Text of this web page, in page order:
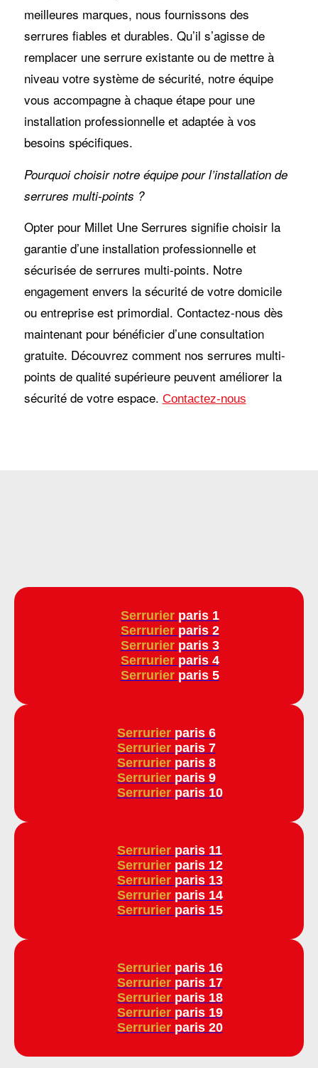
meilleures marques, nous fournissons des
serrures fiables et durables. Qu’il s’agisse de
remplacer une serrure existante ou de mettre à
niveau votre système de sécurité, notre équipe
vous accompagne à chaque étape pour une
installation professionnelle et adaptée à vos
besoins spécifiques.
Pourquoi choisir notre équipe pour l’installation de
serrures multi-points ?
Opter pour Millet Une Serrures signifie choisir la
garantie d’une installation professionnelle et
sécurisée de serrures multi-points. Notre
engagement envers la sécurité de votre domicile
ou entreprise est primordial. Contactez-nous dès
maintenant pour bénéficier d’une consultation
gratuite. Découvrez comment nos serrures multi-
points de qualité supérieure peuvent améliorer la
sécurité de votre espace. Contactez-nous
Serrurier paris 1
Serrurier paris 2
Serrurier paris 3
Serrurier paris 4
Serrurier paris 5
Serrurier paris 6
Serrurier paris 7
Serrurier paris 8
Serrurier paris 9
Serrurier paris 10
Serrurier paris 11
Serrurier paris 12
Serrurier paris 13
Serrurier paris 14
Serrurier paris 15
Serrurier paris 16
Serrurier paris 17
Serrurier paris 18
Serrurier paris 19
Serrurier paris 20